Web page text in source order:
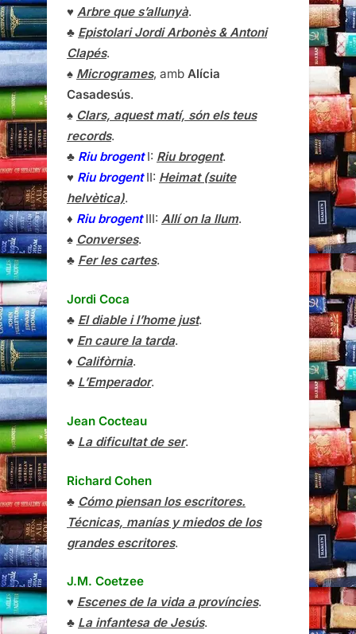
♥ Arbre que s’allunyà.
♣ Epistolari Jordi Arbonès & Antoni
Clapés.
♠ Microgrames, amb Alícia
Casadesús.
♠ Clars, aquest matí, són els teus
records.
♣ Riu brogentI: Riu brogent.
♥ Riu brogentII: Heimat (suite
helvètica).
♦ Riu brogentIII: Allí on la llum.
♠ Converses.
♣ Fer les cartes.
Jordi Coca
♣ El diable i l’home just.
♥ En caure la tarda.
♦ Califòrnia.
♣ L’Emperador.
Jean Cocteau
♣ La dificultat de ser.
Richard Cohen
♣ Cómo piensan los escritores.
Técnicas, manías y miedos de los
grandes escritores.
J.M. Coetzee
♥ Escenes de la vida a províncies.
♣ La infantesa de Jesús.